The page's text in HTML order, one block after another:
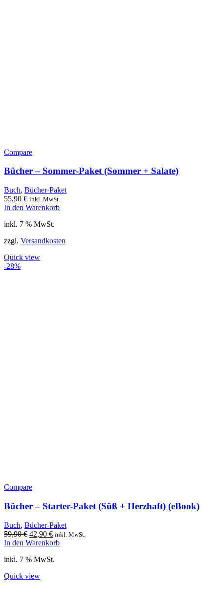
Compare
Bücher – Sommer-Paket (Sommer + Salate)
Buch, Bücher-Paket
55,90 € inkl. MwSt.
In den Warenkorb
inkl. 7 % MwSt.
zzgl. Versandkosten
Quick view
-28%
Compare
Bücher – Starter-Paket (Süß + Herzhaft) (eBook)
Buch, Bücher-Paket
59,90€ Ursprünglicher
Preis
59,90 €
42,90 €Aktueller
Preis
42,90 €.
inkl. MwSt.
In den Warenkorb
inkl. 7 % MwSt.
Quick view